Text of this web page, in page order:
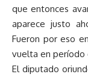
que entonces
aparece justo
Fueron por eso
vuelta en período
El diputado